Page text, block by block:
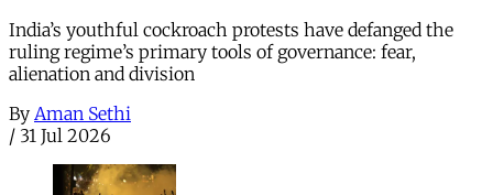
India’s youthful cockroach protests have defanged the
ruling regime’s primary tools of governance: fear,
alienation and division
By Aman Sethi
/ 31 Jul 2026